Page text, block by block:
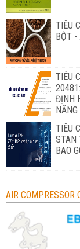
TIÊU
BỘT -
TIÊU
ĐỊNH
TIÊU
STAN
BAO
AIR COMPRESSOR